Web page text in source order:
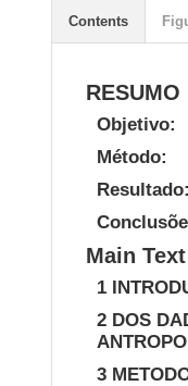
RESUMO
Objetivo:
Método:
Resultado:
Main Text
1
2 DOS
3
Contents